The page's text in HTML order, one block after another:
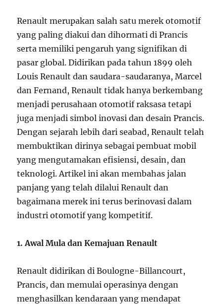
Renault merupakan salah satu merek otomotif
yang paling diakui dan dihormati di Prancis
serta memiliki pengaruh yang signifikan di
pasar global. Didirikan pada tahun 1899 oleh
Louis Renault dan saudara-saudaranya, Marcel
dan Fernand, Renault tidak hanya berkembang
menjadi perusahaan otomotif raksasa tetapi
juga menjadi simbol inovasi dan desain Prancis.
Dengan sejarah lebih dari seabad, Renault telah
membuktikan dirinya sebagai pembuat mobil
yang mengutamakan efisiensi, desain, dan
teknologi. Artikel ini akan membahas jalan
panjang yang telah dilalui Renault dan
bagaimana merek ini terus berinovasi dalam
industri otomotif yang kompetitif.
1. Awal Mula dan Kemajuan Renault
Renault didirikan di Boulogne-Billancourt,
Prancis, dan memulai operasinya dengan
menghasilkan kendaraan yang mendapat